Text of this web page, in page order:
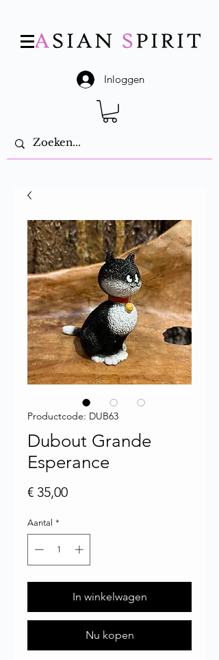
Inloggen
Productcode: DUB63
Dubout Grande
Esperance
€ 35,00Prijs
Aantal *
In winkelwagen
Nu kopen